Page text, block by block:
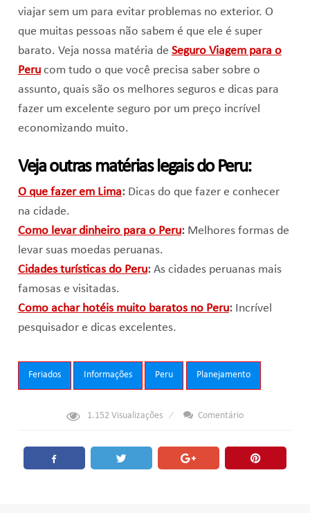
viajar sem um para evitar problemas no exterior. O
que muitas pessoas não sabem é que ele é super
barato. Veja nossa matéria de Seguro Viagem para o
Perucom tudo o que você precisa saber sobre o
assunto, quais são os melhores seguros e dicas para
fazer um excelente seguro por um preço incrível
economizando muito.
Veja outras matérias legais do Peru:
O que fazer em Lima:Dicas do que fazer e conhecer
na cidade.
Como levar dinheiro para o Peru:Melhores formas de
levar suas moedas peruanas.
Cidades turísticas do Peru:As cidades peruanas mais
famosas e visitadas.
Como achar hotéis muito baratos no Peru:Incrível
pesquisador e dicas excelentes.
Tags:
Feriados Informações Peru Planejamento
1.152 Visualizações Comentário